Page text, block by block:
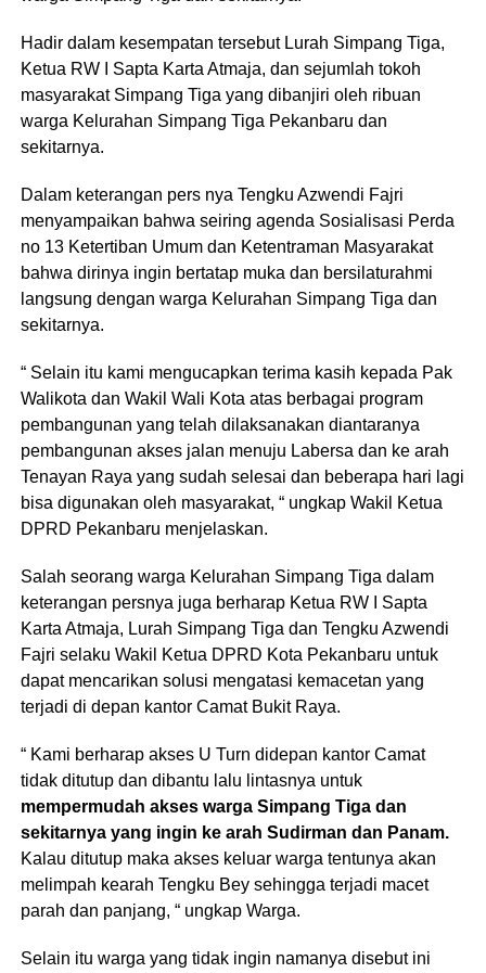
Hadir dalam kesempatan tersebut Lurah Simpang Tiga,
Ketua RW I Sapta Karta Atmaja, dan sejumlah tokoh
masyarakat Simpang Tiga yang dibanjiri oleh ribuan
warga Kelurahan Simpang Tiga Pekanbaru dan
sekitarnya.
Dalam keterangan pers nya Tengku Azwendi Fajri
menyampaikan bahwa seiring agenda Sosialisasi Perda
no 13 Ketertiban Umum dan Ketentraman Masyarakat
bahwa dirinya ingin bertatap muka dan bersilaturahmi
langsung dengan warga Kelurahan Simpang Tiga dan
sekitarnya.
“ Selain itu kami mengucapkan terima kasih kepada Pak
Walikota dan Wakil Wali Kota atas berbagai program
pembangunan yang telah dilaksanakan diantaranya
pembangunan akses jalan menuju Labersa dan ke arah
Tenayan Raya yang sudah selesai dan beberapa hari lagi
bisa digunakan oleh masyarakat, “ ungkap Wakil Ketua
DPRD Pekanbaru menjelaskan.
Salah seorang warga Kelurahan Simpang Tiga dalam
keterangan persnya juga berharap Ketua RW I Sapta
Karta Atmaja, Lurah Simpang Tiga dan Tengku Azwendi
Fajri selaku Wakil Ketua DPRD Kota Pekanbaru untuk
dapat mencarikan solusi mengatasi kemacetan yang
terjadi di depan kantor Camat Bukit Raya.
“ Kami berharap akses U Turn didepan kantor Camat
tidak ditutup dan dibantu lalu lintasnya untuk
mempermudah akses warga Simpang Tiga dan
sekitarnya yang ingin ke arah Sudirman dan Panam.
Kalau ditutup maka akses keluar warga tentunya akan
melimpah kearah Tengku Bey sehingga terjadi macet
parah dan panjang, “ ungkap Warga.
Selain itu warga yang tidak ingin namanya disebut ini